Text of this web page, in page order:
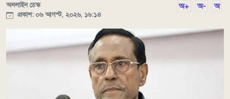
অনলাইন ডেস্ক
প্রকাশ: ০৬ আগস্ট, ২০২৬, ১৬:১৪
অ+ অ- অ